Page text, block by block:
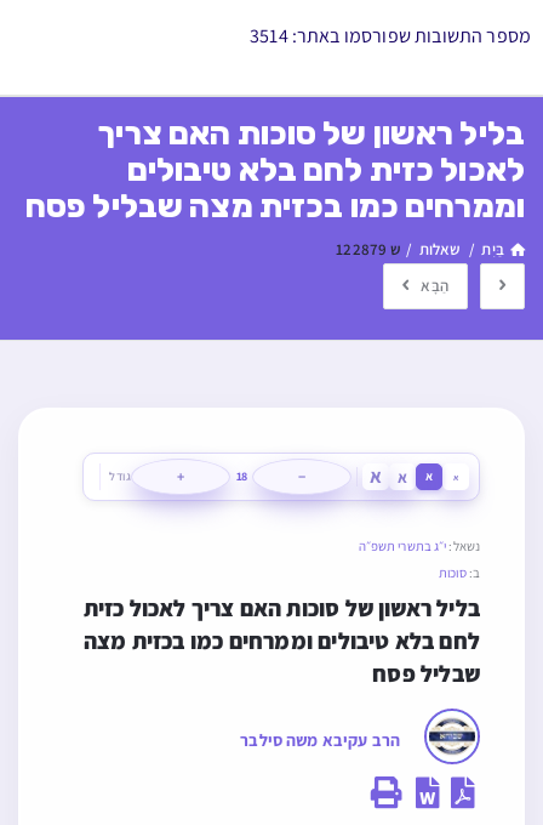
מספר התשובות שפורסמו באתר: 3514
בליל ראשון של סוכות האם צריך
לאכול כזית לחם בלא טיבולים
וממרחים כמו בכזית מצה שבליל פסח
בַּיִת / שאלות / ש 122879
הַבָּא
א א א א −
18
+ גודל
נשאל: י״ג בתשרי תשפ״ה
ב:סוכות
שבליל פסח
הרב עקיבא משה סילבר